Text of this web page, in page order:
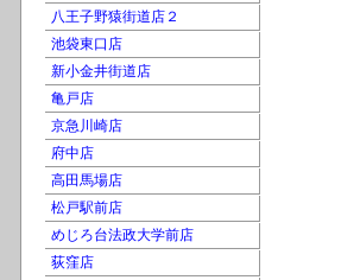
八王子野猿街道店２
池袋東口店
新小金井街道店
亀戸店
京急川崎店
府中店
高田馬場店
松戸駅前店
めじろ台法政大学前店
荻窪店